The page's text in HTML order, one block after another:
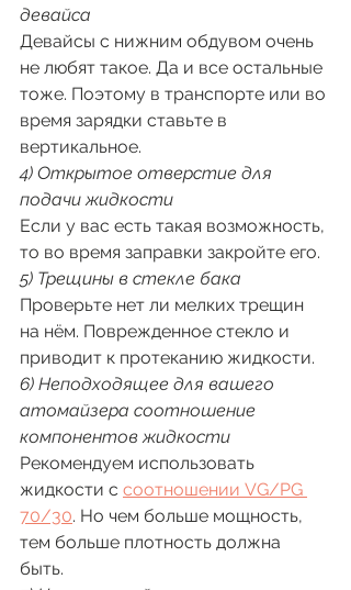
девайса
Девайсы с нижним обдувом очень
не любят такое. Да и все остальные
тоже. Поэтому в транспорте или во
время зарядки ставьте в
вертикальное.
4) Открытое отверстие для
подачи жидкости
Если у вас есть такая возможность,
то во время заправки закройте его.
5) Трещины в стекле бака
Проверьте нет ли мелких трещин
на нём. Поврежденное стекло и
приводит к протеканию жидкости.
6) Неподходящее для вашего
атомайзера соотношение
компонентов жидкости
Рекомендуем использовать
жидкости с соотношении VG/PG
70/30. Но чем больше мощность,
тем больше плотность должна
быть.